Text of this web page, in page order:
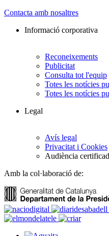
Contacta amb nosaltres
Informació corporativa
Reconeixements
Publicitat
Consulta tot l'equip
Totes les notícies
Totes les notícies
Legal
Avís legal
Privacitat i Cookies
Audiència
Amb la col·laboració de: